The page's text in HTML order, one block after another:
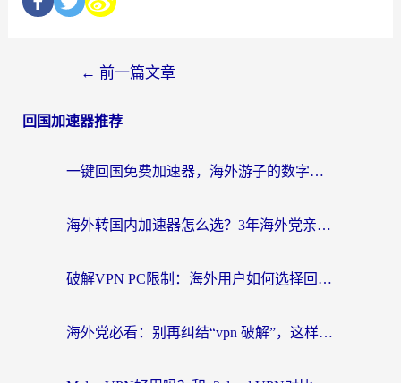
← 前一篇文章
回国加速器推荐
一键回国免费加速器，海外游子的数字归乡路
海外转国内加速器怎么选？3年海外党亲测指南，无缝刷剧玩游戏不再难
破解VPN PC限制：海外用户如何选择回国加速器实现无缝访问国内资源
海外党必看：别再纠结“vpn 破解”，这样选回国加速器才能真正无缝访问国内资源